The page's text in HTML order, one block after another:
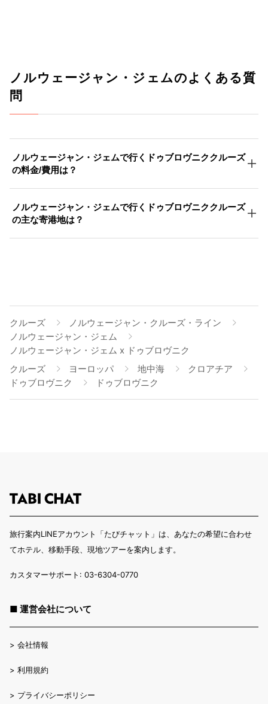
ノルウェージャン・ジェムのよくある質
問
ノルウェージャン・ジェムで行くドゥブロヴニククルーズ
の料金/費用は？
ノルウェージャン・ジェムで行くドゥブロヴニククルーズ
の主な寄港地は？
クルーズ
ノルウェージャン・クルーズ・ライン
ノルウェージャン・ジェム
ノルウェージャン・ジェム x ドゥブロヴニク
クルーズ
ヨーロッパ 地中海
クロアチア
ドゥブロヴニク
ドゥブロヴニク
旅行案内LINEアカウント「たびチャット」は、あなたの希望に合わせ
てホテル、移動手段、現地ツアーを案内します。
カスタマーサポート: 03-6304-0770
■ 運営会社について
> 会社情報
> 利用規約
> プライバシーポリシー